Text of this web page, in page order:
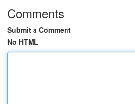
Comments
Submit a Comment
No HTML